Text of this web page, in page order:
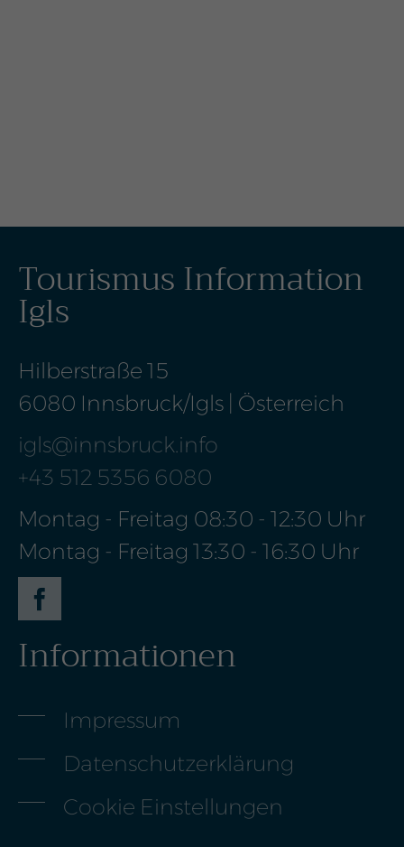
Tourismus Information
Igls
Hilberstraße 15
6080 Innsbruck/Igls | Österreich
igls@innsbruck.info
+43 512 5356 6080
Montag - Freitag 08:30 - 12:30 Uhr
Montag - Freitag 13:30 - 16:30 Uhr
Face
k
Informationen
Impressum
Datenschutz­erklärung
Cookie Einstellungen